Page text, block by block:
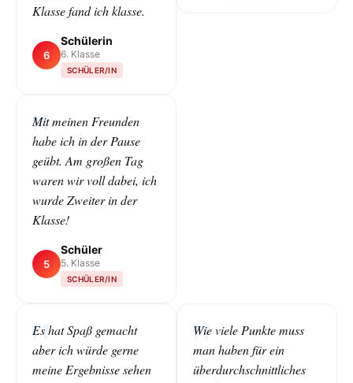
Klasse fand ich klasse.
6
Schülerin
6. Klasse
SCHÜLER/IN
Mit meinen Freunden
habe ich in der Pause
geübt. Am großen Tag
waren wir voll dabei, ich
wurde Zweiter in der
Klasse!
5
Schüler
5. Klasse
SCHÜLER/IN
Es hat Spaß gemacht
aber ich würde gerne
meine Ergebnisse sehen
Wie viele Punkte muss
man haben für ein
überdurchschnittliches